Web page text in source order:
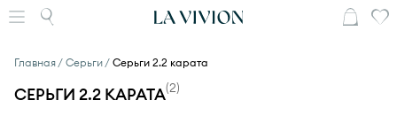
Главная Серьги Серьги 2.2 карата
СЕРЬГИ 2.2 КАРАТА(2)